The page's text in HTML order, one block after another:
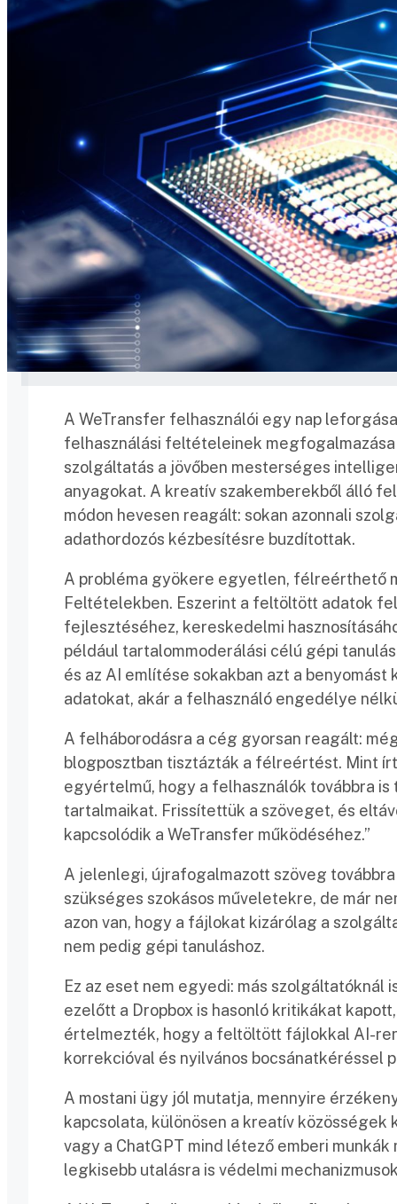
A WeTransfer felhasználói egy nap
felhasználási feltételeinek
szolgáltatás a jövőben mesterséges
anyagokat. A kreatív szakemberekből álló
módon hevesen reagált: sokan azonnali
adathordozós kézbesítésre buzdítottak.
A probléma gyökere egyetlen, félreérthető
Feltételekben. Eszerint a feltöltött adatok
fejlesztéséhez, kereskedelmi
például tartalommoderálási célú gépi
és az AI említése sokakban azt a
adatokat, akár a felhasználó engedélye
A felháborodásra a cég gyorsan reagált:
blogposztban tisztázták a félreértést. Mint
egyértelmű, hogy a felhasználók továbbra
tartalmaikat. Frissítettük a szöveget, és
kapcsolódik a WeTransfer működéséhez.”
A jelenlegi, újrafogalmazott szöveg
szükséges szokásos műveletekre, de már
azon van, hogy a fájlokat kizárólag a
nem pedig gépi tanuláshoz.
Ez az eset nem egyedi: más
ezelőtt a Dropbox is hasonló kritikákat
értelmezték, hogy a feltöltött fájlokkal AI-
korrekcióval és nyilvános bocsánatkéréssel
A mostani ügy jól mutatja, mennyire
kapcsolata, különösen a kreatív közösségek
vagy a ChatGPT mind létező emberi munkák
legkisebb utalásra is védelmi